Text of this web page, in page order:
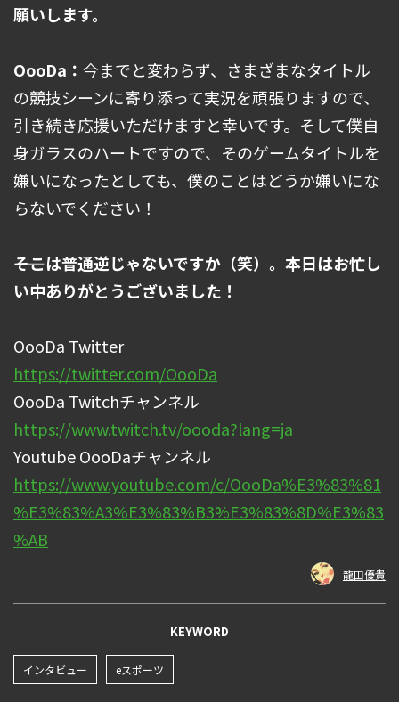
願いします。
OooDa： 今までと変わらず、さまざまなタイトル
の競技シーンに寄り添って実況を頑張りますので、
引き続き応援いただけますと幸いです。そして僕自
身ガラスのハートですので、そのゲームタイトルを
嫌いになったとしても、僕のことはどうか嫌いにな
らないでください！
――そこは普通逆じゃないですか（笑）。本日はお忙し
い中ありがとうございました！
OooDa Twitter
https://twitter.com/OooDa
OooDa Twitchチャンネル
https://www.twitch.tv/oooda?lang=ja
Youtube OooDaチャンネル
https://www.youtube.com/c/OooDa%E3%83%81
%E3%83%A3%E3%83%B3%E3%83%8D%E3%83
%AB
龍田優貴
KEYWORD
インタビュー eスポーツ